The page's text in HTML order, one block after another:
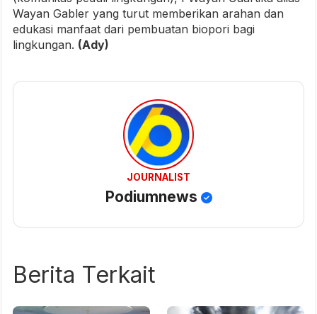
Wayan Gabler yang turut memberikan arahan dan
edukasi manfaat dari pembuatan biopori bagi
lingkungan. (Ady)
JOURNALIST
Podiumnews
Berita Terkait